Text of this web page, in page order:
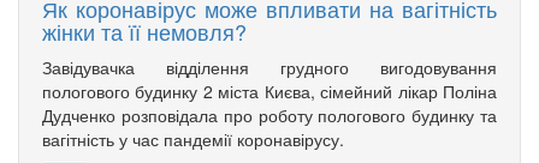
Як коронавірус може впливати на вагітність
жінки та її немовля?
Завідувачка відділення грудного вигодовування
пологового будинку 2 міста Києва, сімейний лікар Поліна
Дудченко розповідала про роботу пологового будинку та
вагітність у час пандемії коронавірусу.